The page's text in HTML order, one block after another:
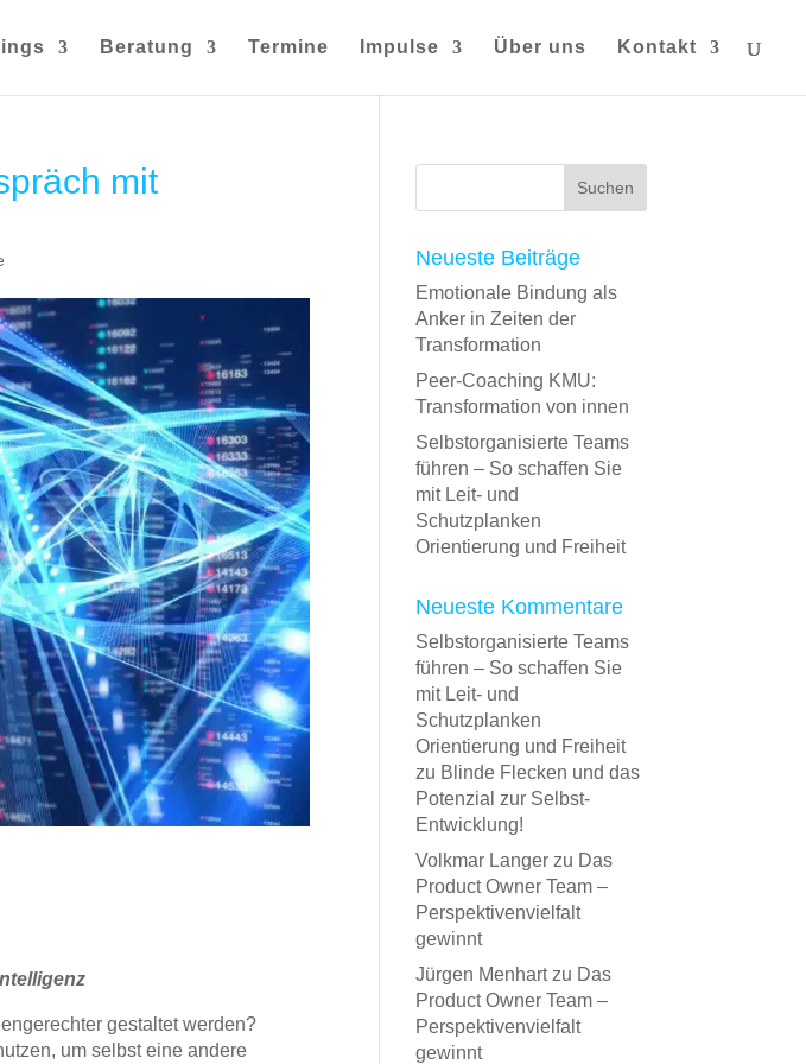
Beratung Termine Impulse Über uns Kontakt
mit
gestaltet werden?
um selbst eine andere
Neueste Beiträge
Emotionale Bindung als
Anker in Zeiten der
Transformation
Peer-Coaching KMU:
Transformation von innen
Selbstorganisierte Teams
führen – So schaffen Sie
mit Leit- und
Schutzplanken
Orientierung und Freiheit
Neueste Kommentare
Selbstorganisierte Teams
führen – So schaffen Sie
mit Leit- und
Schutzplanken
Orientierung und Freiheit
zu Blinde Flecken und das
Potenzial zur Selbst-
Entwicklung!
Volkmar Langer zu Das
Product Owner Team –
Perspektivenvielfalt
gewinnt
Jürgen Menhartzu Das
Product Owner Team –
Perspektivenvielfalt
gewinnt